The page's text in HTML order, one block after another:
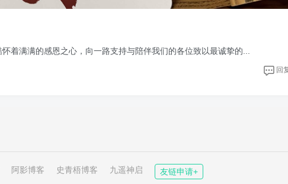
着满满的感恩之心，向一路支持与陪伴我们的各位致以最诚挚的...
回
阿影博客 史青梧博客 九遥神启 友链申请+